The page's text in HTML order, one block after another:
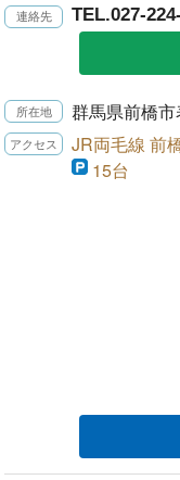
TEL.027-
群馬県前橋
JR両毛線 前
15台